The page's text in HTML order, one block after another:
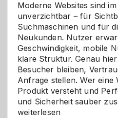
Moderne Websites sind
unverzichtbar – für
Suchmaschinen und für
Neukunden. Nutzer
Geschwindigkeit, mobile
klare Struktur. Genau
Besucher bleiben,
Anfrage stellen. Wer eine
Produkt versteht und
und Sicherheit sauber
weiterlesen